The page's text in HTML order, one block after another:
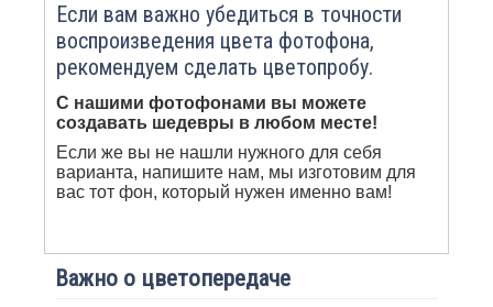
Если вам важно убедиться в точности
воспроизведения цвета фотофона,
рекомендуем сделать цветопробу.
С нашими фотофонами вы можете
создавать шедевры в любом месте!
Если же вы не нашли нужного для себя
варианта, напишите нам, мы изготовим для
вас тот фон, который нужен именно вам!
Важно о цветопередаче